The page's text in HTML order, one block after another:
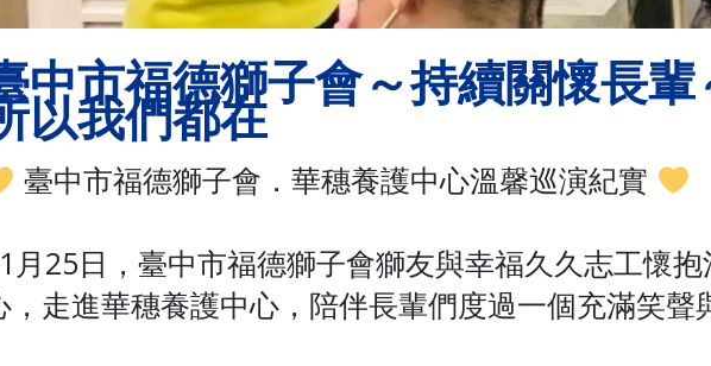
中市福德獅子會～持續關懷長
以我們都在
臺中市福德獅子會．華穗養護中心溫馨巡演紀實
月25日，臺中市福德獅子會獅友與幸福久久志工懷
，走進華穗養護中心，陪伴長輩們度過一個充滿笑聲